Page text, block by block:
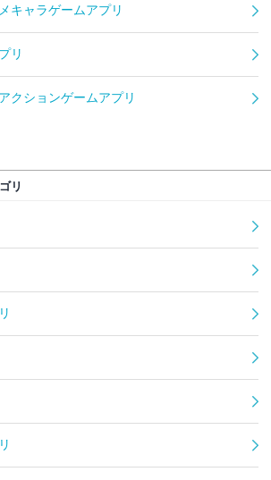
キャラゲームアプリ
リ
クションゲームアプリ
リ